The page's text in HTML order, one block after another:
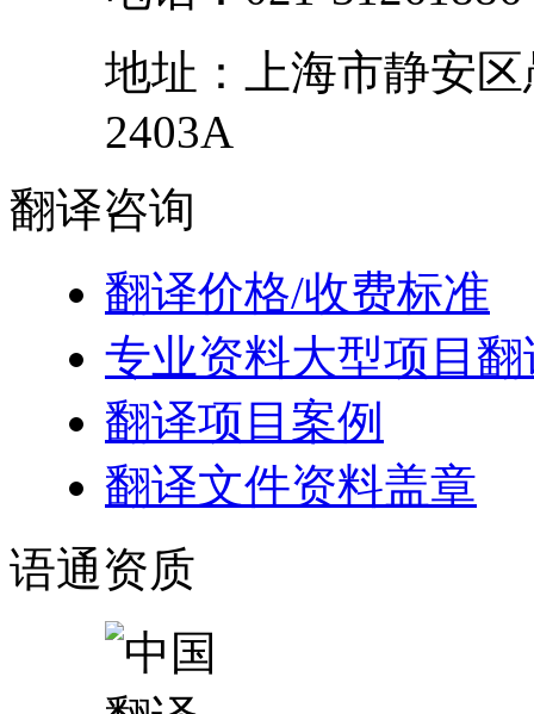
地址：
上海市静安区
2403A
翻译咨询
翻译价格/收费标准
专业资料大型项目翻
翻译项目案例
翻译文件资料盖章
语通资质